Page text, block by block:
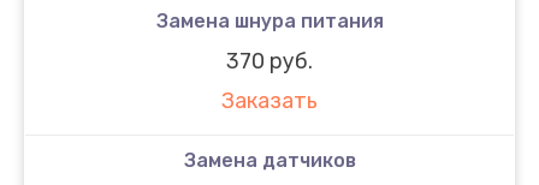
Замена шнура питания
370 руб.
Заказать
Замена датчиков